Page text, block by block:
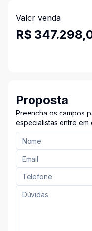
Valor venda
R$
Proposta
Preencha os campos
especialistas entre em